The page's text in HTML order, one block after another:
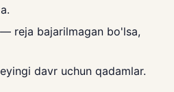
— reja bajarilmagan bo'lsa,
davr uchun qadamlar.